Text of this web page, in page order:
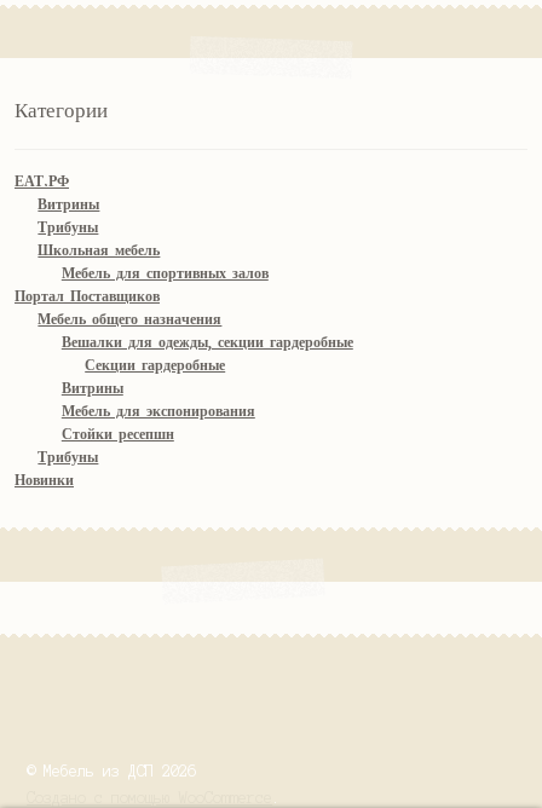
Категории
ЕАТ.РФ
Витрины
Трибуны
Школьная мебель
Мебель для спортивных залов
Портал Поставщиков
Мебель общего назначения
Вешалки для одежды, секции гардеробные
Секции гардеробные
Витрины
Мебель для экспонирования
Стойки ресепшн
Трибуны
Новинки
© Мебель из ДСП 2026